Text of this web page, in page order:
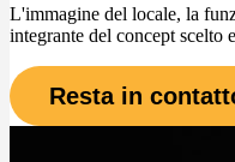
L'immagine del locale, la
integrante del concept scelto
Resta in